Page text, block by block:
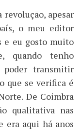
apesar
o meu editor
e eu gosto muito
quando tenho
poder transmitir
que se verifica é
De Coimbra
qualitativa nas
era aqui há anos